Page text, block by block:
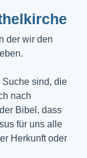
der wir den
sind, die
nach
Bibel, dass
für uns alle
Herkunft oder